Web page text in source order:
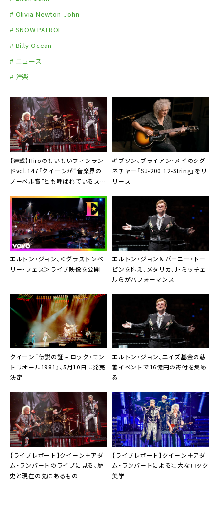
# Olivia Newton-John
# SNOW PATROL
# Billy Ocean
# ニュース
# 洋楽
【連載】Hiroのもいもいフィンラン
ドvol.147「クイーンが“音楽界の
ノーベル賞”とも呼ばれているスウ
ギブソン、ブライアン・メイのシグ
ネチャー「SJ-200 12-String」をリ
リース
エルトン・ジョン、＜グラストンベ
リー・フェス＞ライブ映像を公開
エルトン・ジョン＆バーニー・トー
ピンを称え、メタリカ、J・ミッチェ
ルらがパフォーマンス
クイーン『伝説の証 – ロック・モン
トリオール1981』、5月10日に発売
決定
エルトン・ジョン、エイズ基金の慈
善イベントで16億円の寄付を集め
る
【ライブレポート】クイーン＋アダ
ム・ランバートのライブに見る、歴
史と現在の先にあるもの
【ライブレポート】クイーン＋アダ
ム・ランバートによる壮大なロック
美学